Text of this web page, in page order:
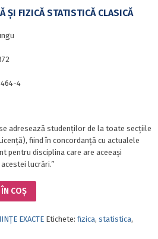
ŞI FIZICĂ STATISTICĂ CLASICĂ
4
adresează studenţilor de la toate secţiile
fiind în concordanţă cu actualele
pentru disciplina care are aceeaşi
lucrări.”
COȘ
EXACTE Etichete: fizica, statistica,